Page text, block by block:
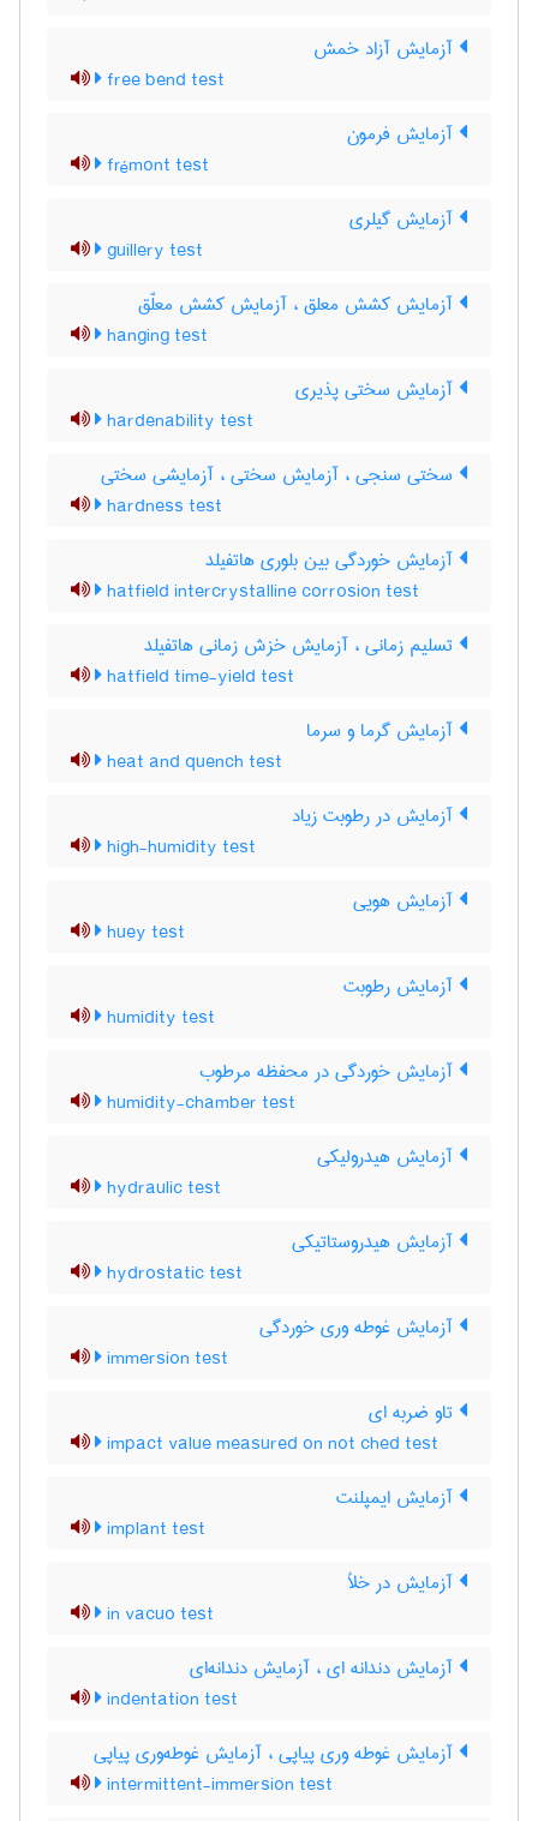
آزمایش آزاد خمش
free bend test
آزمایش فرمون
frémont test
آزمایش گیلری
guillery test
آزمایش کشش معلق ، آزمایش کشش معلّق
hanging test
آزمایش سختی پذیری
hardenability test
سختی سنجی ، آزمایش سختی ، آزمایشی سختی
hardness test
آزمایش خوردگی بین بلوری هاتفیلد
hatfield intercrystalline corrosion test
تسلیم زمانی ، آزمایش خزش زمانی هاتفیلد
hatfield time-yield test
آزمایش گرما و سرما
heat and quench test
آزمایش در رطوبت زیاد
high-humidity test
آزمایش هویی
huey test
آزمایش رطوبت
humidity test
آزمایش خوردگی در محفظه مرطوب
humidity-chamber test
آزمایش هیدرولیکی
hydraulic test
آزمایش هیدروستاتیکی
hydrostatic test
آزمایش غوطه وری خوردگی
immersion test
تاو ضربه ای
impact value measured on not ched test
آزمایش ایمپلنت
implant test
آزمایش در خلأ
in vacuo test
آزمایش دندانه ای ، آزمایش دندانه‌ای
indentation test
آزمایش غوطه وری پیاپی ، آزمایش غوطه‌وری پیاپی
intermittent-immersion test